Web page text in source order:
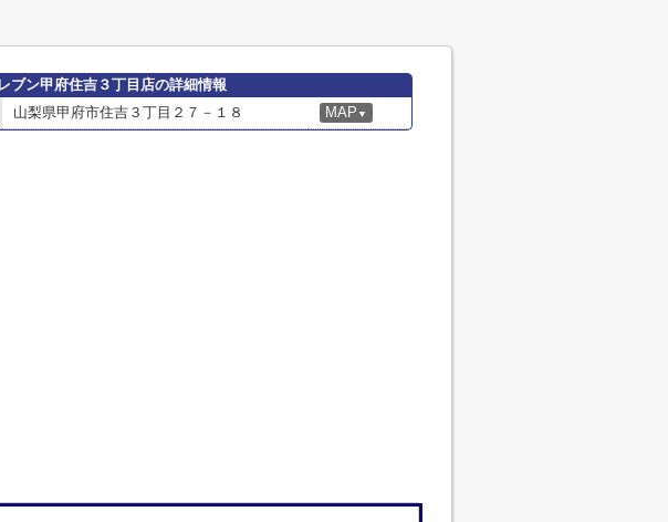
ブン甲府住吉３丁目店の詳細情報
山梨県甲府市住吉３丁目２７－１８ MAP ▼